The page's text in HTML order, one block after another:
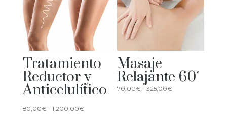
Tratamiento
Reductor y
Anticelulítico
80,00€ - 1.200,00€Rango
Masaje
Relajante 60´
70,00€ - 325,00€Rango